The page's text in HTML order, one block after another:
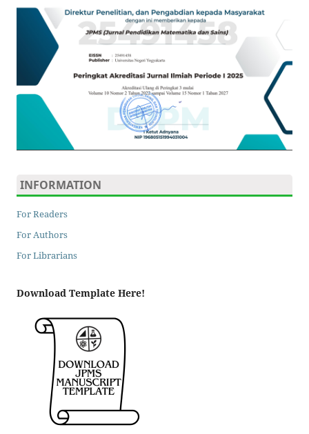
INFORMATION
For Readers
For Authors
For Librarians
Download Template Here!